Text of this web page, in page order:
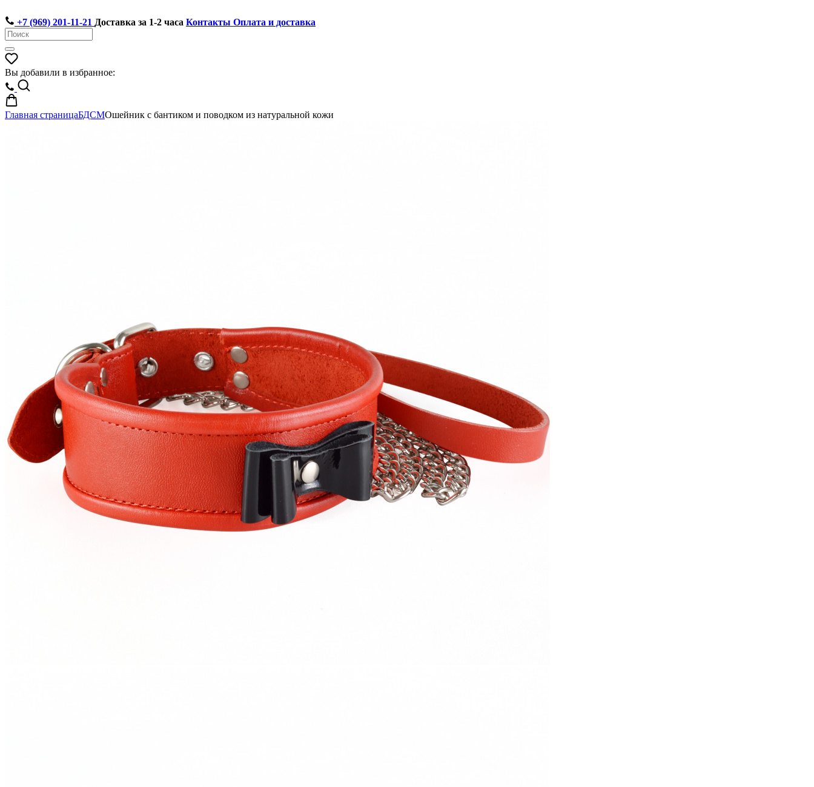
+7 (969) 201-11-21 Доставка за 1-2 часа Контакты Оплата и доставка
Вы добавили в избранное:
Главная страницаБДСМОшейник с бантиком и поводком из натуральной кожи